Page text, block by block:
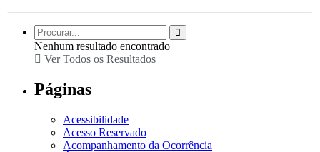
Nenhum resultado encontrado
Ver Todos os Resultados
Páginas
Acessibilidade
Acesso Reservado
Acompanhamento da Ocorrência